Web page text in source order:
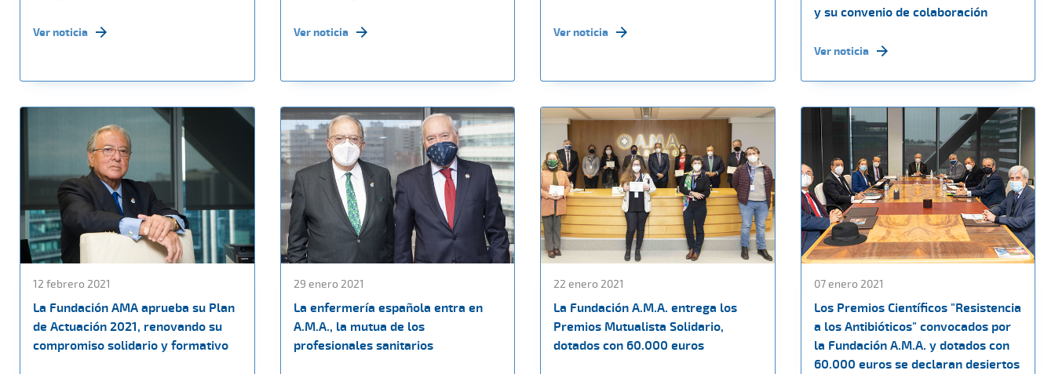
Ver noticia Ver noticia Ver noticia
y su convenio de colaboración
Ver noticia
12 febrero 2021
La Fundación AMA aprueba su Plan
de Actuación 2021, renovando su
compromiso solidario y formativo
29 enero 2021
La enfermería española entra en
A.M.A., la mutua de los
profesionales sanitarios
22 enero 2021
La Fundación A.M.A. entrega los
Premios Mutualista Solidario,
dotados con 60.000 euros
07 enero 2021
Los Premios Científicos "Resistencia
a los Antibióticos" convocados por
la Fundación A.M.A. y dotados con
60.000 euros se declaran desiertos